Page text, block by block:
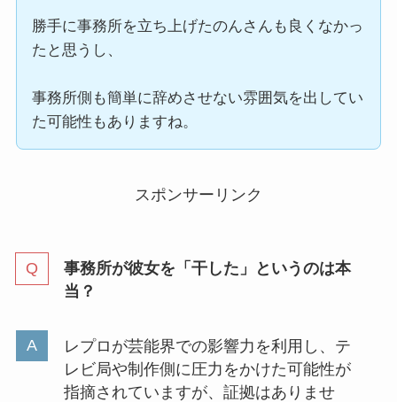
勝手に事務所を立ち上げたのんさんも良くなかっ
たと思うし、
事務所側も簡単に辞めさせない雰囲気を出してい
た可能性もありますね。
スポンサーリンク
事務所が彼女を「干した」というのは本
当？
レプロが芸能界での影響力を利用し、テ
レビ局や制作側に圧力をかけた可能性が
指摘されていますが、証拠はありませ